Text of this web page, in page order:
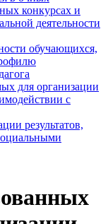
конкурсах и
деятельности
обучающихся,
для организации
с
результатов,